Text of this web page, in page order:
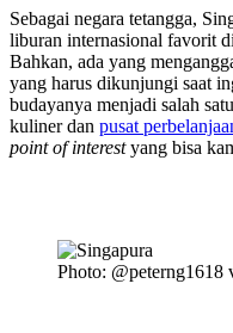
Sebagai negara tetangga,
liburan internasional favorit
Bahkan, ada yang
yang harus dikunjungi saat
budayanya menjadi salah
kuliner dan pusat
point of interestyang bisa
Photo: @peterng1618